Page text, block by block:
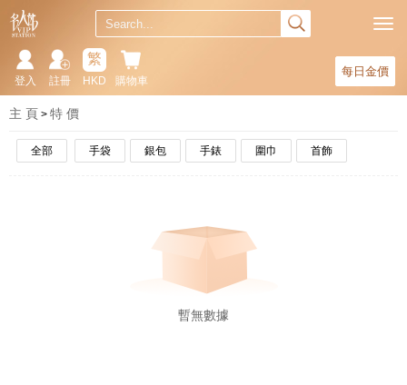
每日金價
購物車
繁
HKD
註冊
登入
主 頁 特 價
全部 手袋 銀包 手錶 圍巾 首飾
暫無數據